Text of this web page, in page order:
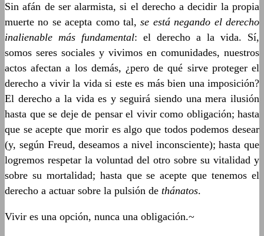
Sin afán de ser alarmista, si el derecho a decidir la propia
muerte no se acepta como tal,se está negando el derecho
inalienable más fundamental: el derecho a la vida. Sí,
somos seres sociales y vivimos en comunidades, nuestros
actos afectan a los demás, ¿pero de qué sirve proteger el
derecho a vivir la vida si este es más bien una imposición?
El derecho a la vida es y seguirá siendo una mera ilusión
hasta que se deje de pensar el vivir como obligación; hasta
que se acepte que morir es algo que todos podemos desear
(y, según Freud, deseamos a nivel inconsciente); hasta que
logremos respetar la voluntad del otro sobre su vitalidad y
sobre su mortalidad; hasta que se acepte que tenemos el
derecho a actuar sobre la pulsión de thánatos.
Vivir es una opción, nunca una obligación.~